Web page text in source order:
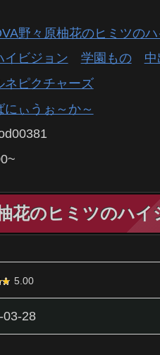
野々原柚花のヒミツの
イビジョン 学園もの 中
ネピクチャーズ
にぃうぉ～か～
花のヒミツのハイ
5.00
03-28